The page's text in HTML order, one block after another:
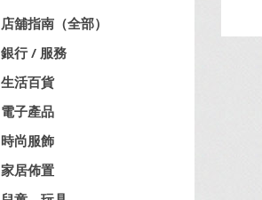
店舖指南（全部）
銀行 / 服務
生活百貨
電子產品
時尚服飾
家居佈置